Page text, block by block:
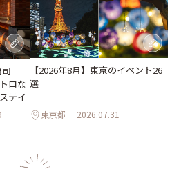
ロな
テイ
【2026年8月】東京のイベント26
選
東京都 2026.07.31